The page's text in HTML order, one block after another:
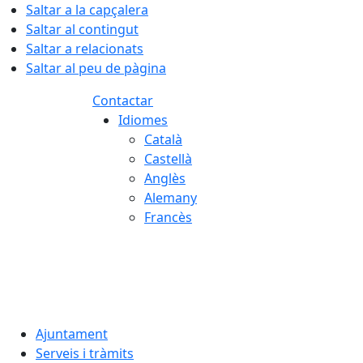
Saltar a la capçalera
Saltar al contingut
Saltar a relacionats
Saltar al peu de pàgina
Contactar
Idiomes
Català
Castellà
Anglès
Alemany
Francès
Ajuntament
Serveis i tràmits